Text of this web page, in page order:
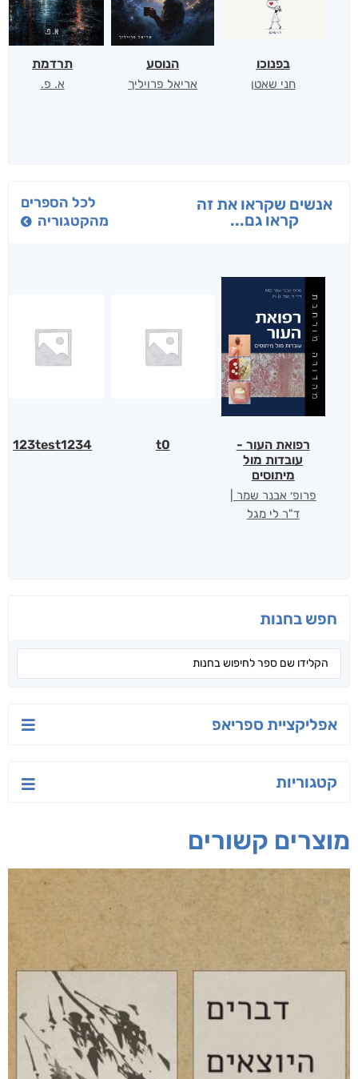
חפש בחנות
אפליקציית ספריאפ
קטגוריות
בפנוכו
חני שאטן
הנוסע
אריאל פרויליך
תרדמת
א. פ.
אנשים שקראו את זה
קראו גם...
לכל הספרים
מהקטגוריה
רפואת העור -
עובדות מול
מיתוסים
פרופ׳ אבנר שמר |
ד"ר לי מגל
t0
123test1234
מוצרים קשורים